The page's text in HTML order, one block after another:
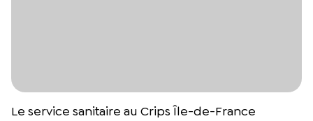
Le service sanitaire au Crips Île-de-France